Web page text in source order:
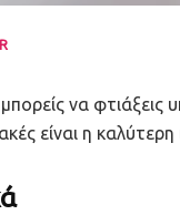
να φτιάξεις
είναι η καλύτερη